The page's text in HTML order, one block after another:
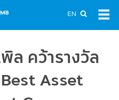
EN
ล คว้ารางวัล
Asset